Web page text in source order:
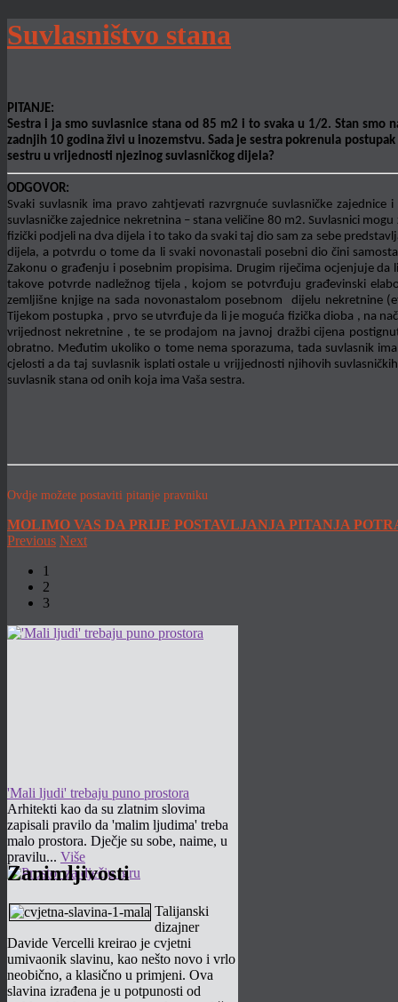
Suvlasništvo stana
PITANJE:
Sestra i ja smo suvlasnice stana od 85 m2 i to svaka u 1/2. Stan
zadnjih 10 godina živi u inozemstvu. Sada je sestra pokrenula
sestru u vrijednosti njezinog suvlasničkog dijela?
ODGOVOR:
Svaki suvlasnik ima pravo zahtjevati razvrgnuće suvlasničke
suvlasničke zajednice nekretnina – stana veličine 80 m2. Suvlasnici
fizički podjeli na dva dijela i to tako da svaki taj dio sam za sebe
dijela, a potvrdu o tome da li svaki novonastali posebni dio čini
Zakonu o građenju i posebnim propisima. Drugim riječima ocjenjuje
takove potvrde nadležnog tijela , kojom se potvrđuju građevinski
zemljišne knjige na sada novonastalom posebnom dijelu nekretnine
Tijekom postupka , prvo se utvrđuje da li je moguća fizička dioba , na
vrijednost nekretnine , te se prodajom na javnoj dražbi cijena
obratno. Međutim ukoliko o tome nema sporazuma, tada suvlasnik
cjelosti a da taj suvlasnik isplati ostale u vrijjednosti njihovih
suvlasnik stana od onih koja ima Vaša sestra.
Ovdje možete postaviti pitanje pravniku
MOLIMO VAS DA PRIJE POSTAVLJANJA PITANJA
Previous Next
1
2
3
'Mali ljudi' trebaju puno prostora
Arhitekti kao da su zlatnim slovima
zapisali pravilo da 'malim ljudima' treba
malo prostora. Dječje su sobe, naime, u
pravilu... Više
Zanimljivosti
Talijanski
dizajner
Davide Vercelli kreirao je cvjetni
umivaonik slavinu, kao nešto novo i vrlo
neobično, a klasično u primjeni. Ova
slavina izrađena je u potpunosti od